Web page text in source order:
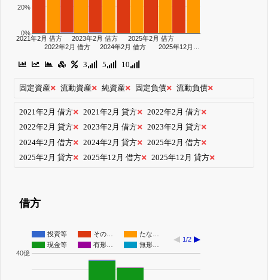
2021年2月 借方
2022年2月 借方
2023年2月 借方
2024年2月 借方
2025年2月 借方
2025年12月…
0%
20%
3 5 10
固定資産 流動資産 純資産 固定負債 流動負債
2021年2月 借方 2021年2月 貸方
2022年2月 借方
2022年2月 貸方
2023年2月 借方
2023年2月 貸方
2024年2月 借方
2024年2月 貸方
2025年2月 借方
2025年2月 貸方
2025年12月 借方 2025年12月 貸方
借方
投資等 その…
たな…
現金等
有形… 無形…
1/2
40億